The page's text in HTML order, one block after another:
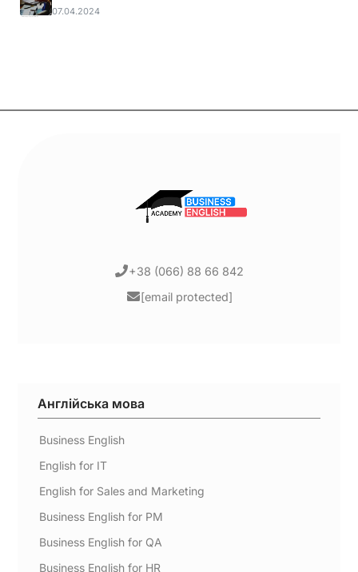
07.04.2024
+38 (066) 88 66 842
[email protected]
Англійська мова
Business English
English for IT
English for Sales and Marketing
Business English for PM
Business English for QA
Business English for HR